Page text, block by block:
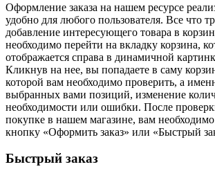
Оформление заказа на нашем ресурсе
удобно для любого пользователя. Все что
добавление интересующего товара в
необходимо перейти на вкладку корзина,
отображается справа в динамичной
Кликнув на нее, вы попадаете в саму
которой вам необходимо проверить, а
выбранных вами позиций, изменение
необходимости или ошибки. После
покупке в нашем магазине, вам
кнопку «Оформить заказ» или «Быстрый
Быстрый заказ